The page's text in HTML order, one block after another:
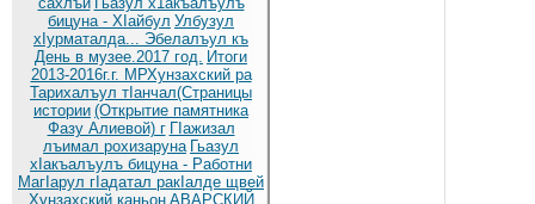
бицуна - ХIайбул Улбузул
хIурматалда... Эбелалъул къ
День в музее.2017 год. Итоги
2013-2016г.г. МРХунзахский ра
Тарихалъул тIанчал(Страницы
истории (Открытие памятника
Фазу Алиевой) г ГIажизал
лъимал рохизаруна Гьазул
хIакъалъулъ бицуна - Работни
МагIарул гIадатал ракIалде щвей
Хунзахский каньон АВАРСКИЙ